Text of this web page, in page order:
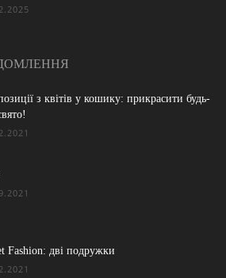
з квітів у кошику: прикрасити будь-
Fashion: дві подружки